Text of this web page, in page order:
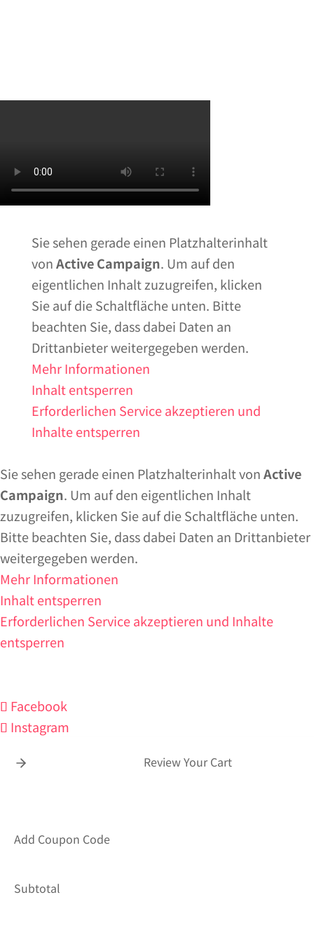
Sie sehen gerade einen Platzhalterinhalt
vonActive Campaign. Um auf den
eigentlichen Inhalt zuzugreifen, klicken
Sie auf die Schaltfläche unten. Bitte
beachten Sie, dass dabei Daten an
Drittanbieter weitergegeben werden.
Mehr Informationen
Inhalt entsperren
Erforderlichen Service akzeptieren und
Inhalte entsperren
Sie sehen gerade einen Platzhalterinhalt vonActive
Campaign. Um auf den eigentlichen Inhalt
zuzugreifen, klicken Sie auf die Schaltfläche unten.
Bitte beachten Sie, dass dabei Daten an Drittanbieter
weitergegeben werden.
Mehr Informationen
Inhalt entsperren
Erforderlichen Service akzeptieren und Inhalte
entsperren
Facebook
Instagram
Review Your Cart
Add Coupon Code
Subtotal